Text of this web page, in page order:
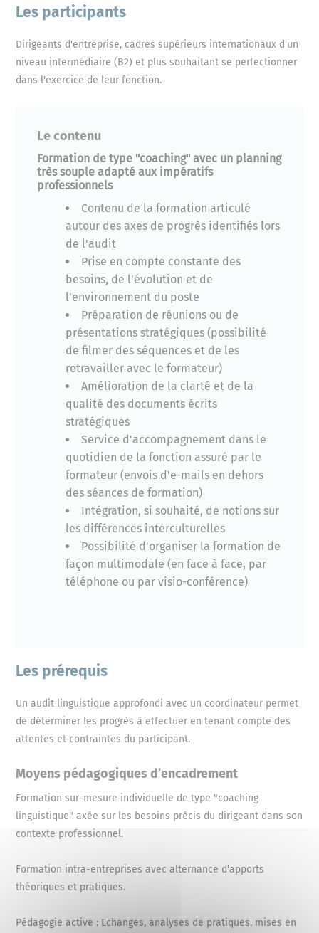
Les participants
Dirigeants d'entreprise, cadres supérieurs internationaux d'un
niveau intermédiaire (B2) et plus souhaitant se perfectionner
dans l'exercice de leur fonction.
Le contenu
Formation de type "coaching" avec un planning
très souple adapté aux impératifs
professionnels
Contenu de la formation articulé
autour des axes de progrès identifiés lors
de l'audit
Prise en compte constante des
besoins, de l'évolution et de
l'environnement du poste
Préparation de réunions ou de
présentations stratégiques (possibilité
de filmer des séquences et de les
retravailler avec le formateur)
Amélioration de la clarté et de la
qualité des documents écrits
stratégiques
Service d'accompagnement dans le
quotidien de la fonction assuré par le
formateur (envois d'e-mails en dehors
des séances de formation)
Intégration, si souhaité, de notions sur
les différences interculturelles
Possibilité d'organiser la formation de
façon multimodale (en face à face, par
téléphone ou par visio-conférence)
Les prérequis
Un audit linguistique approfondi avec un coordinateur permet
de déterminer les progrès à effectuer en tenant compte des
attentes et contraintes du participant.
Moyens pédagogiques d’encadrement
Formation sur-mesure individuelle de type "coaching
linguistique" axée sur les besoins précis du dirigeant dans son
contexte professionnel.
Formation intra-entreprises avec alternance d'apports
théoriques et pratiques.
Pédagogie active : Echanges, analyses de pratiques, mises en